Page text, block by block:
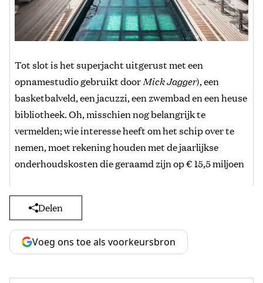
Tot slot is het superjacht uitgerust met een
opnamestudio gebruikt doorMick Jagger), een
basketbalveld, een jacuzzi, een zwembad en een heuse
bibliotheek. Oh, misschien nog belangrijk te
vermelden; wie interesse heeft om het schip over te
nemen, moet rekening houden met de jaarlijkse
onderhoudskosten die geraamd zijn op € 15,5 miljoen
Delen
Voeg ons toe als voorkeursbron